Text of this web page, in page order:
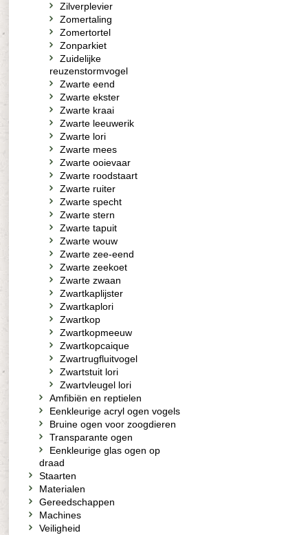
Zilverplevier
Zomertaling
Zomertortel
Zonparkiet
Zuidelijke
reuzenstormvogel
Zwarte eend
Zwarte ekster
Zwarte kraai
Zwarte leeuwerik
Zwarte lori
Zwarte mees
Zwarte ooievaar
Zwarte roodstaart
Zwarte ruiter
Zwarte specht
Zwarte stern
Zwarte tapuit
Zwarte wouw
Zwarte zee-eend
Zwarte zeekoet
Zwarte zwaan
Zwartkaplijster
Zwartkaplori
Zwartkop
Zwartkopmeeuw
Zwartkopcaique
Zwartrugfluitvogel
Zwartstuit lori
Zwartvleugel lori
Amfibiën en reptielen
Eenkleurige acryl ogen vogels
Bruine ogen voor zoogdieren
Transparante ogen
Eenkleurige glas ogen op
draad
Staarten
Materialen
Gereedschappen
Machines
Veiligheid